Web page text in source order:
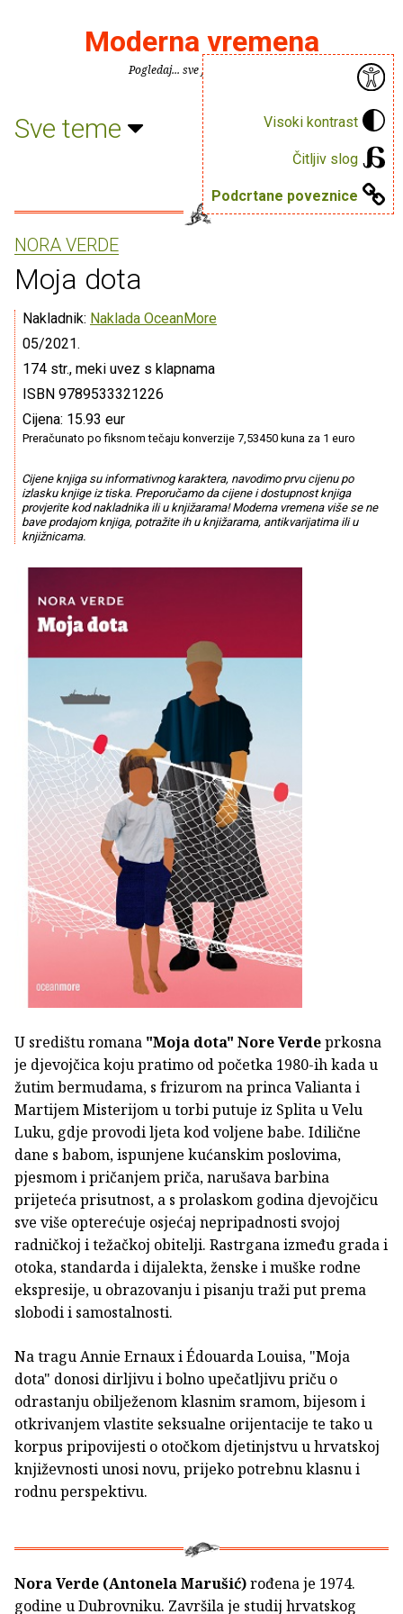
Visoki kontrast
Čitljiv slog
Podcrtane poveznice
Moderna vremena
Pogledaj... sve je puno knjiga.
Sve teme
NORA VERDE
Moja dota
Nakladnik: Naklada OceanMore
05/2021.
174 str., meki uvez s klapnama
ISBN 9789533321226
Cijena: 15.93 eur
Preračunato po fiksnom tečaju konverzije 7,53450 kuna za 1 euro
Cijene knjiga su informativnog karaktera, navodimo prvu cijenu po
izlasku knjige iz tiska. Preporučamo da cijene i dostupnost knjiga
provjerite kod nakladnika ili u knjižarama! Moderna vremena više se ne
bave prodajom knjiga, potražite ih u knjižarama, antikvarijatima ili u
knjižnicama.
U središtu romana "Moja dota" Nore Verdeprkosna
je djevojčica koju pratimo od početka 1980-ih kada u
žutim bermudama, s frizurom na princa Valianta i
Martijem Misterijom u torbi putuje iz Splita u Velu
Luku, gdje provodi ljeta kod voljene babe. Idilične
dane s babom, ispunjene kućanskim poslovima,
pjesmom i pričanjem priča, narušava barbina
prijeteća prisutnost, a s prolaskom godina djevojčicu
sve više opterećuje osjećaj nepripadnosti svojoj
radničkoj i težačkoj obitelji. Rastrgana između grada i
otoka, standarda i dijalekta, ženske i muške rodne
ekspresije, u obrazovanju i pisanju traži put prema
slobodi i samostalnosti.
Na tragu Annie Ernaux i Édouarda Louisa, "Moja
dota" donosi dirljivu i bolno upečatljivu priču o
odrastanju obilježenom klasnim sramom, bijesom i
otkrivanjem vlastite seksualne orijentacije te tako u
korpus pripovijesti o otočkom djetinjstvu u hrvatskoj
književnosti unosi novu, prijeko potrebnu klasnu i
rodnu perspektivu.
Nora Verde (Antonela Marušić)rođena je 1974.
godine u Dubrovniku. Završila je studij hrvatskog